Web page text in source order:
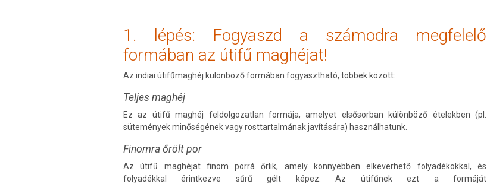
1. lépés: Fogyaszd a számodra megfelelő
formában az útifű maghéjat!
Az indiai útifűmaghéj különböző formában fogyasztható, többek között:
Teljes maghéj
Ez az útifű maghéj feldolgozatlan formája, amelyet elsősorban különböző ételekben (pl.
sütemények minőségének vagy rosttartalmának javítására) használhatunk.
Finomra őrölt por
Az útifű maghéjat finom porrá őrlik, amely könnyebben elkeverhető folyadékokkal, és
folyadékkal érintkezve sűrű gélt képez. Az útifűnek ezt a formáját